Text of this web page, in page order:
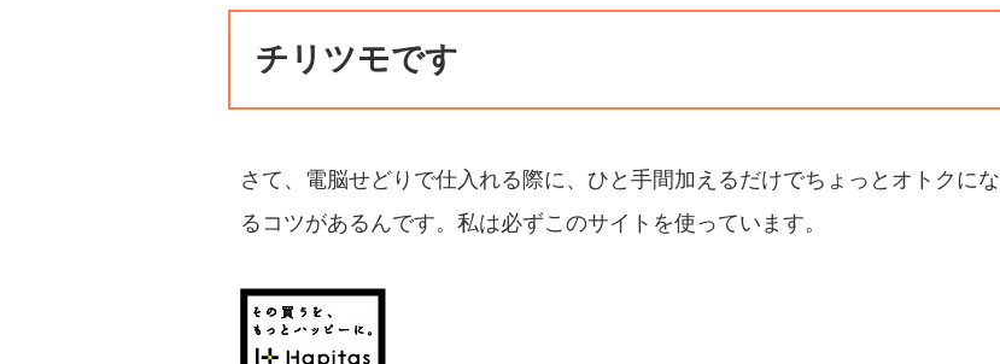
チリツモです
さて、電脳せどりで仕入れる際に、ひと手間加えるだけでちょっとオトクにな
るコツがあるんです。私は必ずこのサイトを使っています。